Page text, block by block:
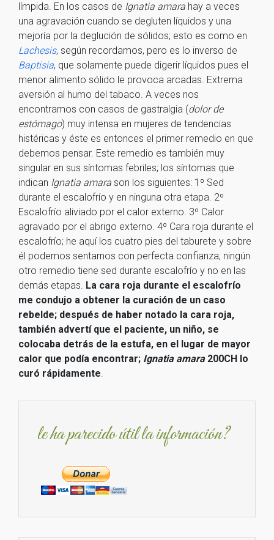
límpida. En los casos de Ignatia amara hay a veces
una agravación cuando se degluten líquidos y una
mejoría por la deglución de sólidos; esto es como en
Lachesis, según recordamos, pero es lo inverso de
Baptisia, que solamente puede digerir líquidos pues el
menor alimento sólido le provoca arcadas. Extrema
aversión al humo del tabaco. A veces nos
encontramos con casos de gastralgia (dolor de
estómago) muy intensa en mujeres de tendencias
histéricas y éste es entonces el primer remedio en que
debemos pensar. Este remedio es también muy
singular en sus síntomas febriles; los síntomas que
indican Ignatia amara son los siguientes: 1º Sed
durante el escalofrío y en ninguna otra etapa. 2º
Escalofrío aliviado por el calor externo. 3º Calor
agravado por el abrigo externo. 4º Cara roja durante el
escalofrío; he aquí los cuatro pies del taburete y sobre
él podemos sentarnos con perfecta confianza; ningún
otro remedio tiene sed durante escalofrío y no en las
demás etapas. La cara roja durante el escalofrío
me condujo a obtener la curación de un caso
rebelde; después de haber notado la cara roja,
también advertí que el paciente, un niño, se
colocaba detrás de la estufa, en el lugar de mayor
calor que podía encontrar; Ignatia amara 200CH lo
curó rápidamente.
le ha parecido útil la información?